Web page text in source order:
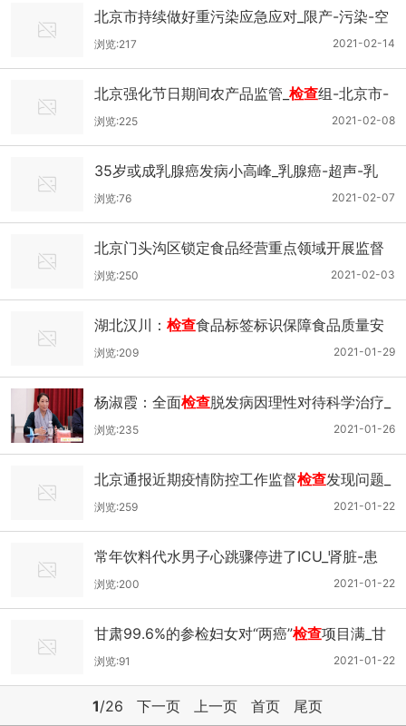
北京市持续做好重污染应急应对_限产-污染-空
气-检查 2021-02-14
浏览:217
北京强化节日期间农产品监管_ 检查组-北京市-
农产品-
2021-02-08
浏览:225
35岁或成乳腺癌发病小高峰_乳腺癌-超声-乳
腺-数字化
2021-02-07
浏览:76
北京门头沟区锁定食品经营重点领域开展监督
检查_门头沟区-该局-食品-严查 2021-02-03
浏览:250
湖北汉川： 检查食品标签标识保障食品质量安
全_汉川市-汉川-调味料-标识
2021-01-29
浏览:209
杨淑霞：全面检查脱发病因理性对待科学治疗_
头发-脱发-患者-
2021-01-26
浏览:235
北京通报近期疫情防控工作监督检查发现问题_
测温-疫情-防控-佩戴
2021-01-22
浏览:259
常年饮料代水男子心跳骤停进了ICU_肾脏-患
者-饮料-
2021-01-22
浏览:200
甘肃99.6%的参检妇女对“两癌”检查项目满_甘
肃-妇联-农村妇女-妇女
2021-01-22
浏览:91
1/26 下一页 上一页 首页 尾页